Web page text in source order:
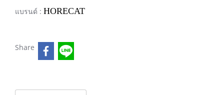
แบรนด์ : HORECAT
Share